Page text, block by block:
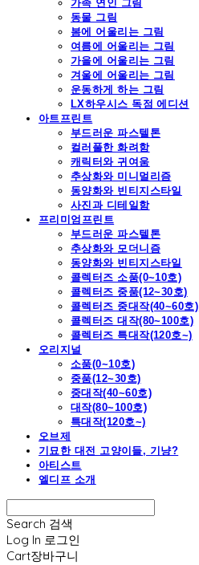
가족 연인 그림
동물 그림
봄에 어울리는 그림
여름에 어울리는 그림
가을에 어울리는 그림
겨울에 어울리는 그림
운동하게 하는 그림
LX하우시스 독점 에디션
아트프린트
부드러운 파스텔톤
컬러풀한 화려함
캐릭터와 귀여움
추상화와 미니멀리즘
동양화와 빈티지스타일
사진과 디테일함
프리미엄프린트
부드러운 파스텔톤
추상화와 모더니즘
동양화와 빈티지스타일
콜렉터즈 소품(0~10호)
콜렉터즈 중품(12~30호)
콜렉터즈 중대작(40~60호)
콜렉터즈 대작(80~100호)
콜렉터즈 특대작(120호~)
오리지널
소품(0~10호)
중품(12~30호)
중대작(40~60호)
대작(80~100호)
특대작(120호~)
오브제
기묘한 대전 고양이들, 기냥?
아티스트
엘디프 소개
Search 검색
Log In 로그인
Cart장바구니